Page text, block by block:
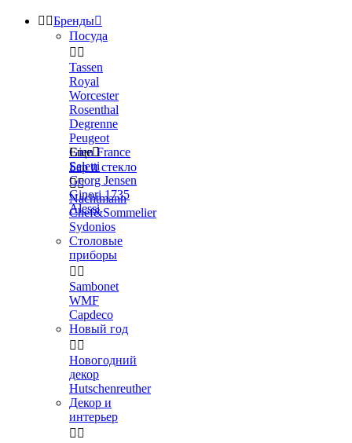
 Бренды
Посуда
 
Tassen
Royal
Worcester
Rosenthal
Degrenne
Peugeot
Gien France
Seletti
Georg Jensen
Ginori 1735
Alessi
Еще
Бар и стекло

Nachtmann
Chef&Sommelier
Sydonios
Столовые
приборы
 
Sambonet
WMF
Capdeco
Новый год
 
Новогодний
декор
Hutschenreuther
Декор и
интерьер
 